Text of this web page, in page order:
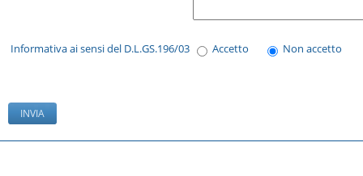
Informativa ai sensi del D.L.GS.196/03 Accetto Non accetto